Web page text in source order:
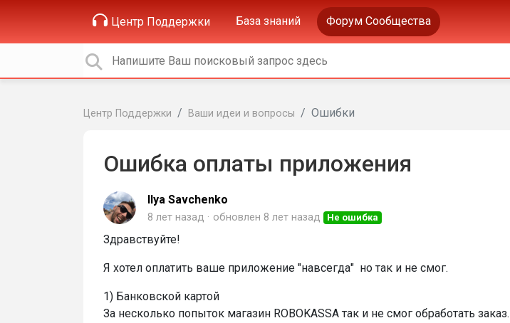
Центр Поддержки База знаний Форум Сообщества
Центр Поддержки Ваши идеи и вопросы Ошибки
Ошибка оплаты приложения
Ilya Savchenko
8 лет назад обновлен 8 лет назад Не ошибка
Здравствуйте!
Я хотел оплатить ваше приложение "навсегда" но так и не смог.
1) Банковской картой
За несколько попыток магазин ROBOKASSA так и не смог обработать